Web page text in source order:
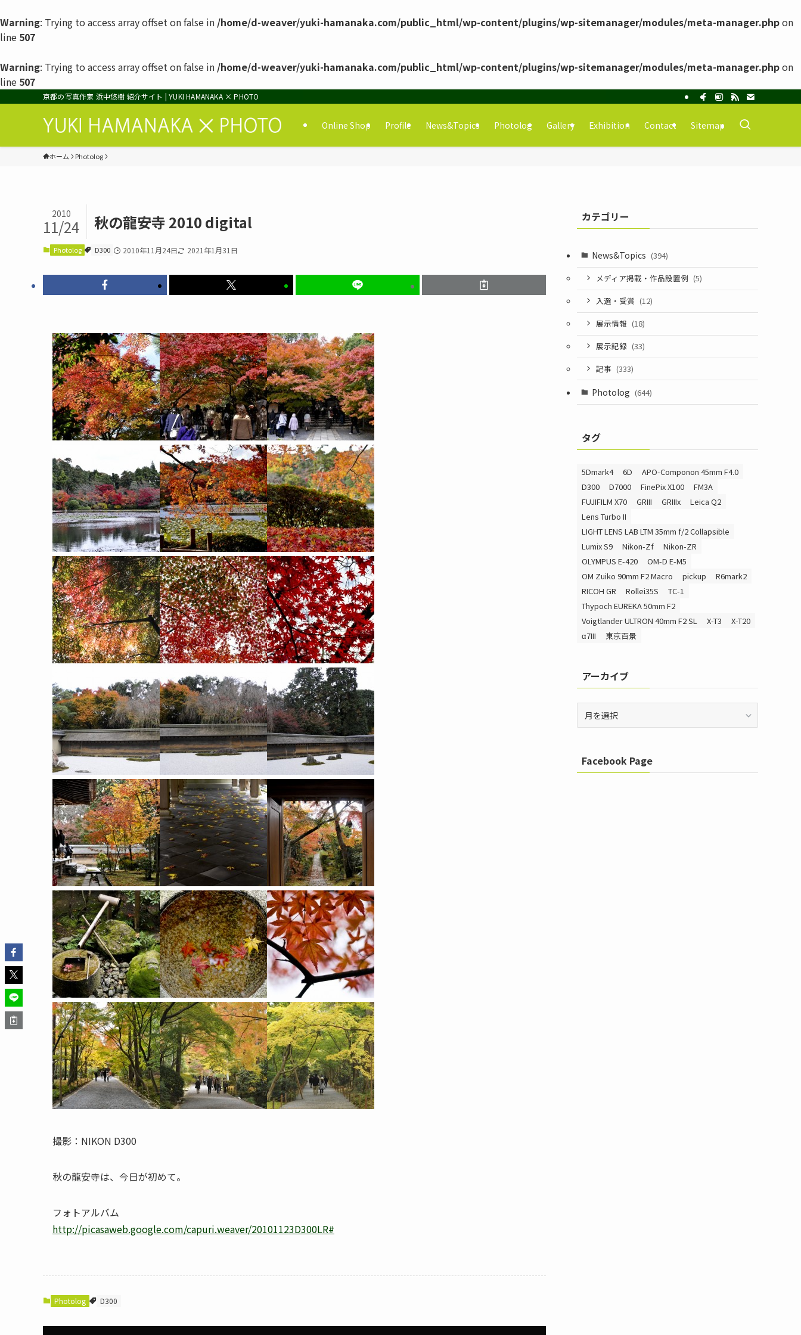
Warning: Trying to access array offset on false in /home/d-weaver/yuki-hamanaka.com/public_html/wp-content/plugins/wp-sitemanager/modules/meta-manager.phpon
line 507
Warning: Trying to access array offset on false in /home/d-weaver/yuki-hamanaka.com/public_html/wp-content/plugins/wp-sitemanager/modules/meta-manager.phpon
line 507
京都の写真作家 浜中悠樹 紹介サイト | YUKI HAMANAKA × PHOTO
Online Shop Profile News&Topics Photolog Gallery Exhibition Contact Sitemap
ホーム Photolog
秋の龍安寺 2010 digital
2010
11/24
Photolog D300 2010年11月24日 2021年1月31日
撮影：NIKON D300
秋の龍安寺は、今日が初めて。
フォトアルバム
http://picasaweb.google.com/capuri.weaver/20101123D300LR#
Photolog D300
カテゴリー
News&Topics (394)
メディア掲載・作品設置例 (5)
入選・受賞 (12)
展示情報 (18)
展示記録 (33)
記事 (333)
Photolog (644)
タグ
5Dmark4 6D
APO-Componon 45mm F4.0
D300
D7000 FinePix X100
FM3A
FUJIFILM X70
GRIII GRIIIx
Leica Q2
Lens Turbo II
LIGHT LENS LAB LTM 35mm f/2 Collapsible
Lumix S9
Nikon-Zf
Nikon-ZR
OLYMPUS E-420
OM-D E-M5
OM Zuiko 90mm F2 Macro
pickup
R6mark2
RICOH GR
Rollei35S
TC-1
Thypoch EUREKA 50mm F2
Voigtlander ULTRON 40mm F2 SL
X-T3
X-T20
α7III
東京百景
アーカイブ
ブFacebook Page